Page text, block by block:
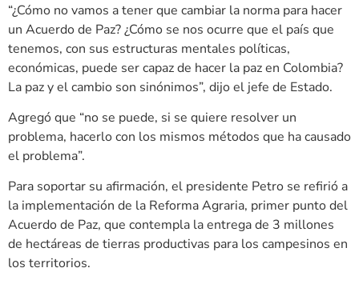
“¿Cómo no vamos a tener que cambiar la norma para hacer
un Acuerdo de Paz? ¿Cómo se nos ocurre que el país que
tenemos, con sus estructuras mentales políticas,
económicas, puede ser capaz de hacer la paz en Colombia?
La paz y el cambio son sinónimos”, dijo el jefe de Estado.
Agregó que “no se puede, si se quiere resolver un
problema, hacerlo con los mismos métodos que ha causado
el problema”.
Para soportar su afirmación, el presidente Petro se refirió a
la implementación de la Reforma Agraria, primer punto del
Acuerdo de Paz, que contempla la entrega de 3 millones
de hectáreas de tierras productivas para los campesinos en
los territorios.